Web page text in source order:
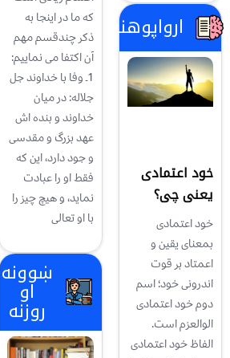
ارواپوهنه
خود اعتمادی
یعنی چی؟
خود اعتمادی
بمعنای یقین و
اعمتاد بر قوت
اندرونی خود؛ اسم
دوم خود اعتمادی
الوالعزم است.
الفاظ خود اعتمادی
که ما در اینجا به
ذکر چندقسم مهم
آن اکتفا می نماییم:
1ـ وفا با خداوند جل
جلاله: در ميان
خداوند و بنده اش
عهد بزرگ و مقدسی
و جود دارد، اين که
فقط او را عبادت
نمايد، و هيچ چيز را
با او تعالی
ښوونه
او
روزنه